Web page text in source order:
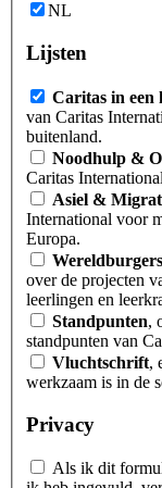
NL
Lijsten
Caritas in een
van Caritas
buitenland.
Noodhulp &
Caritas
Asiel &
International voor
Europa.
over de projecten
leerlingen en
Standpunten,
standpunten van
Vluchtschrift,
werkzaam is in de
Privacy